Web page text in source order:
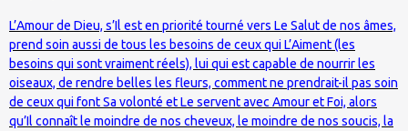
L’Amour de Dieu, s’Il est en priorité tourné vers Le Salut de nos âmes,
prend soin aussi de tous les besoins de ceux qui L’Aiment (les
besoins qui sont vraiment réels), lui qui est capable de nourrir les
oiseaux, de rendre belles les fleurs, comment ne prendrait-il pas soin
de ceux qui font Sa volonté et Le servent avec Amour et Foi, alors
qu’Il connaît le moindre de nos cheveux, le moindre de nos soucis, la